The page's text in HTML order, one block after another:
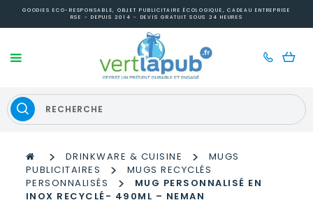
GOODIES ECO-RESPONSABLE, OBJET PUBLICITAIRE ÉCOLOGIQUE, CADEAU ENTREPRISE
RSE - DEPUIS 2014 - DEVIS GRATUIT SOUS 24 HEURES
> DRINKWARE & CUISINE >
MUGS
PUBLICITAIRES
>
MUGS RECYCLÉS
PERSONNALISÉS
>
MUG PERSONNALISÉ EN
INOX RECYCLÉ- 490ML – NEMAN